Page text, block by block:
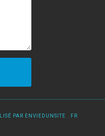
PAR ENVIEDUNSITE . FR